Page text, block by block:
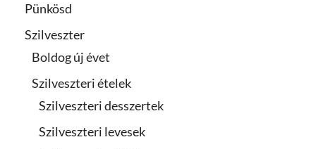
Pünkösd
Szilveszter
Boldog új évet
Szilveszteri ételek
Szilveszteri desszertek
Szilveszteri levesek